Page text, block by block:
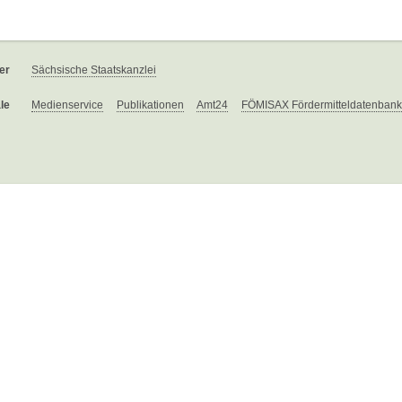
Sächsische Staatskanzlei
Medienservice Publikationen Amt24 FÖMISAX Fördermitteldatenbank